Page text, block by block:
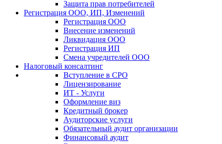
Защита прав потребителей
Регистрация ООО, ИП, Изменений
Регистрация ООО
Внесение изменений
Ликвидация ООО
Регистрация ИП
Смена учредителей ООО
Налоговый консалтинг
Вступление в СРО
Лицензирование
ИТ - Услуги
Оформление виз
Кредитный брокер
Аудиторские услуги
Обязательный аудит организации
Финансовый аудит